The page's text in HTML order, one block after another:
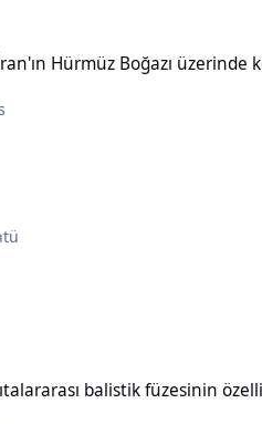
Hürmüz Boğazı
balistik füzesinin